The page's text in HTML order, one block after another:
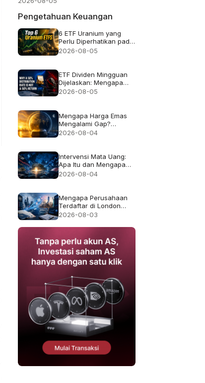
Pengetahuan Keuangan
6 ETF Uranium yang
Perlu Diperhatikan pada
2026 dan Isi
2026-08-05
ETF Dividen Mingguan
Dijelaskan: Mengapa
Tingkat Distribusi 50%
2026-08-05
Mengapa Harga Emas
Mengalami Gap?
Penjelasan Jam Trading
2026-08-04
Intervensi Mata Uang:
Apa Itu dan Mengapa
Kadang Gagal
2026-08-04
Mengapa Perusahaan
Terdaftar di London
Pindah ke AS, dan Apa
Pemegang Saham?
2026-08-03